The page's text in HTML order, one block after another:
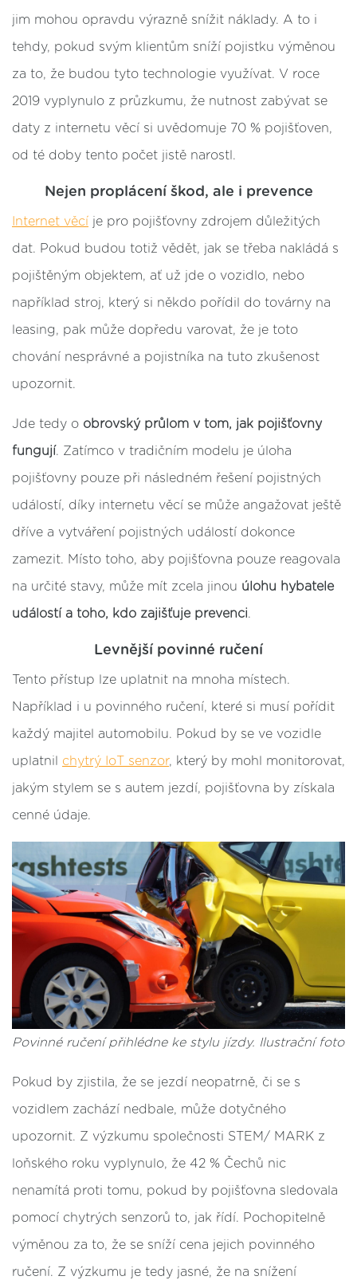
jim mohou opravdu výrazně snížit náklady. A to i
tehdy, pokud svým klientům sníží pojistku výměnou
za to, že budou tyto technologie využívat. V roce
2019 vyplynulo z průzkumu, že nutnost zabývat se
daty z internetu věcí si uvědomuje 70 % pojišťoven,
od té doby tento počet jistě narostl.
Nejen proplácení škod, ale i prevence
Internet věcí je pro pojišťovny zdrojem důležitých
dat. Pokud budou totiž vědět, jak se třeba nakládá s
pojištěným objektem, ať už jde o vozidlo, nebo
například stroj, který si někdo pořídil do továrny na
leasing, pak může dopředu varovat, že je toto
chování nesprávné a pojistníka na tuto zkušenost
upozornit.
Jde tedy o obrovský průlom v tom, jak pojišťovny
fungují. Zatímco v tradičním modelu je úloha
pojišťovny pouze při následném řešení pojistných
událostí, díky internetu věcí se může angažovat ještě
dříve a vytváření pojistných událostí dokonce
zamezit. Místo toho, aby pojišťovna pouze reagovala
na určité stavy, může mít zcela jinou úlohu hybatele
událostí a toho, kdo zajišťuje prevenci.
Levnější povinné ručení
Tento přístup lze uplatnit na mnoha místech.
Například i u povinného ručení, které si musí pořídit
každý majitel automobilu. Pokud by se ve vozidle
uplatnil chytrý IoT senzor, který by mohl monitorovat,
jakým stylem se s autem jezdí, pojišťovna by získala
cenné údaje.
Povinné ručení přihlédne ke stylu jízdy. Ilustrační foto
Pokud by zjistila, že se jezdí neopatrně, či se s
vozidlem zachází nedbale, může dotyčného
upozornit. Z výzkumu společnosti STEM/ MARK z
loňského roku vyplynulo, že 42 % Čechů nic
nenamítá proti tomu, pokud by pojišťovna sledovala
pomocí chytrých senzorů to, jak řídí. Pochopitelně
výměnou za to, že se sníží cena jejich povinného
ručení. Z výzkumu je tedy jasné, že na snížení